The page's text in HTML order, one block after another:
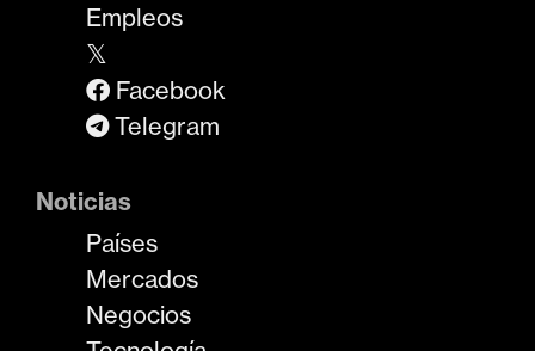
Empleos
𝕏
Facebook
Telegram
Noticias
Países
Mercados
Negocios